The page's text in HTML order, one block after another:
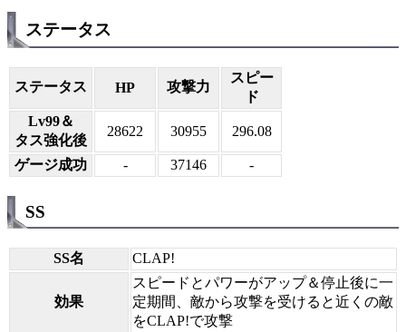
ステータス
ステータス HP 攻撃力
スピー
ド
Lv99＆
タス強化後
28622 30955 296.08
ゲージ成功 - 37146 -
SS
SS名 CLAP!
効果
スピードとパワーがアップ＆停止後に一
定期間、敵から攻撃を受けると近くの敵
をCLAP!で攻撃